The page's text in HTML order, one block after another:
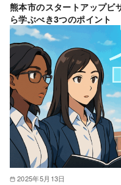
熊本市のスタートアップビ
ら学ぶべき3つのポイント
2025年5月13日